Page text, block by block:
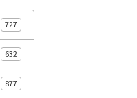
727
632
877